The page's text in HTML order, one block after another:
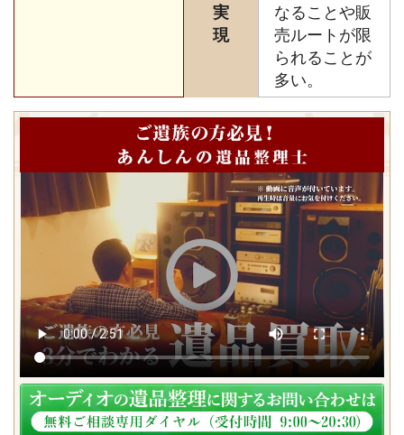
実
現
なることや販
売ルートが限
られることが
多い。